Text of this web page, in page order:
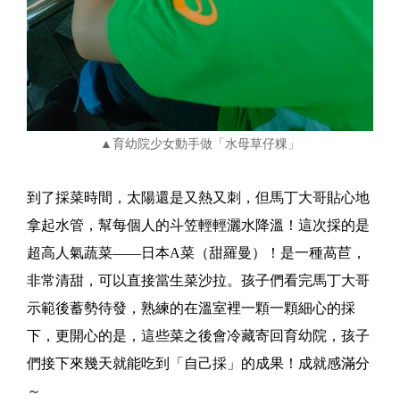
▲育幼院少女動手做「水母草仔粿」
到了採菜時間，太陽還是又熱又刺，但馬丁大哥貼心地
拿起水管，幫每個人的斗笠輕輕灑水降溫！這次採的是
超高人氣蔬菜——日本A菜（甜羅曼）！是一種萵苣，
非常清甜，可以直接當生菜沙拉。孩子們看完馬丁大哥
示範後蓄勢待發，熟練的在溫室裡一顆一顆細心的採
下，更開心的是，這些菜之後會冷藏寄回育幼院，孩子
們接下來幾天就能吃到「自己採」的成果！成就感滿分
～